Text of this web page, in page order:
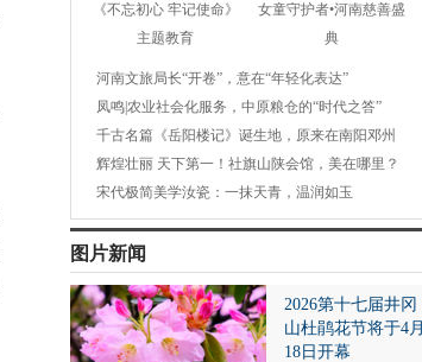
《不忘初心 牢记使命》
主题教育
女童守护者•河南慈善盛
典
河南文旅局长“开卷”，意在“年轻化表达”
凤鸣|农业社会化服务，中原粮仓的“时代之答”
千古名篇《岳阳楼记》诞生地，原来在南阳邓州
辉煌壮丽 天下第一！社旗山陕会馆，美在哪里？
宋代极简美学汝瓷：一抹天青，温润如玉
图片新闻
2026第十七届井冈
山杜鹃花节将于4月
18日开幕